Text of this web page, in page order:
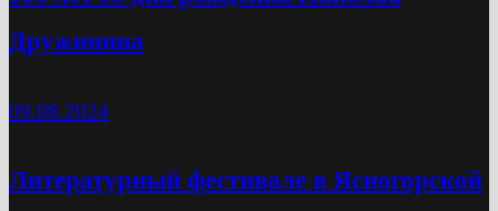
Дружинина
09.08.2024
Литературный фестивале в Ясногорской